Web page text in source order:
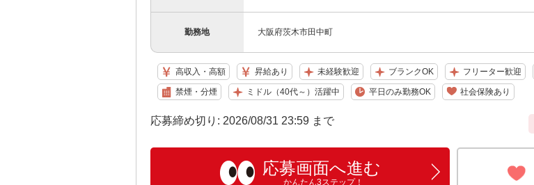
勤務地 大阪府茨木市田中町
高収入・高額 昇給あり 未経験歓迎 ブランクOK フリーター歓迎
禁煙・分煙 ミドル（40代～）活躍中 平日のみ勤務OK 社会保険あり
応募締め切り: 2026/08/31 23:59 まで
応募画面へ進む
かんたん3ステップ！